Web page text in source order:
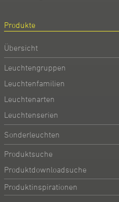
Produkte
Übersicht
Leuchtengruppen
Leuchtenfamilien
Leuchtenarten
Leuchtenserien
Sonderleuchten
Produktsuche
Produktdownloadsuche
Produktinspirationen